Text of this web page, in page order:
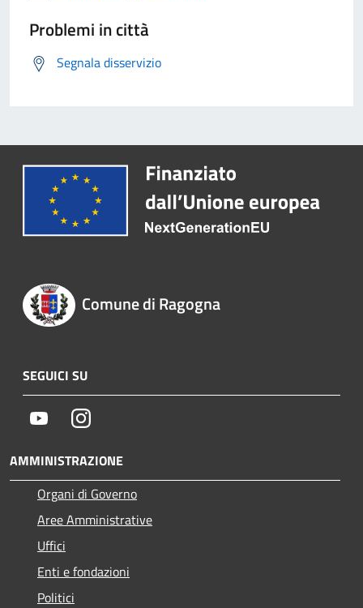
Problemi in città
Segnala disservizio
Comune di Ragogna
SEGUICI SU
YoutubeInstagram
AMMINISTRAZIONE
Organi di Governo
Aree Amministrative
Uffici
Enti e fondazioni
Politici